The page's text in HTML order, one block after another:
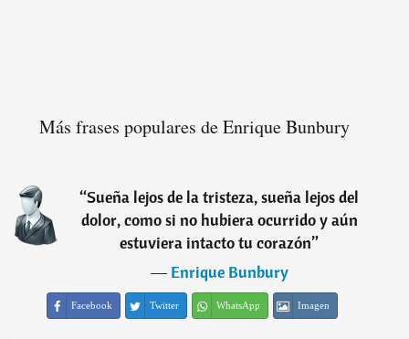
Más frases populares de Enrique Bunbury
“Sueña lejos de la tristeza, sueña lejos del
dolor, como si no hubiera ocurrido y aún
estuviera intacto tu corazón”
―Enrique Bunbury
Facebook Twitter WhatsApp Imagen